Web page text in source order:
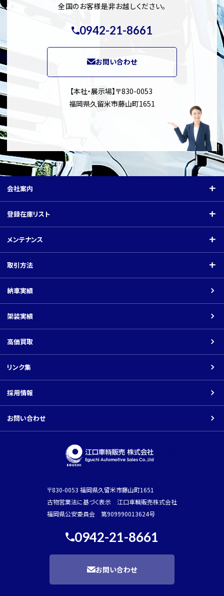
全国のお客様是非お越しください。
0942-21-8661
お問い合わせ
【本社・展示場】〒830-0053
福岡県久留米市藤山町1651
会社案内
会社案内
会社概要
登録在庫リスト
登録在庫リスト
クレーン付（中型）
車載車
ダンプ
その他の車種
メンテナンス
メンテナンス
架装工場
取引方法
取引方法
ネットでのお取引の場合
振込先口座
納車実績
架装実績
高価買取
リンク集
採用情報
お問い合わせ
〒830-0053 福岡県久留米市藤山町1651
古物営業法に基づく表示 江口車輌販売株式会社
福岡県公安委員会 第909990013624号
0942-21-8661
お問い合わせ